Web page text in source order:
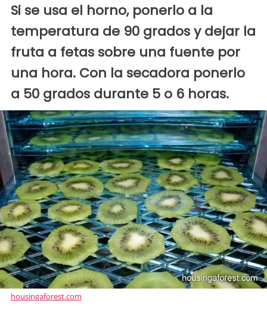
Si se usa el horno, ponerlo a la
temperatura de 90 grados y dejar la
fruta a fetas sobre una fuente por
una hora. Con la secadora ponerlo
a 50 grados durante 5 o 6 horas.
housingaforest.com